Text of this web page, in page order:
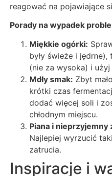
reagować na pojawiające
Porady na wypadek
Miękkie ogórki:
były świeże i
(nie za wysoka) i
Mdły smak: Zbyt
krótki czas
dodać więcej soli i
chłodnym miejscu.
Piana i nieprzyjemny
Najlepiej wyrzucić
zatrucia.
Inspiracje i